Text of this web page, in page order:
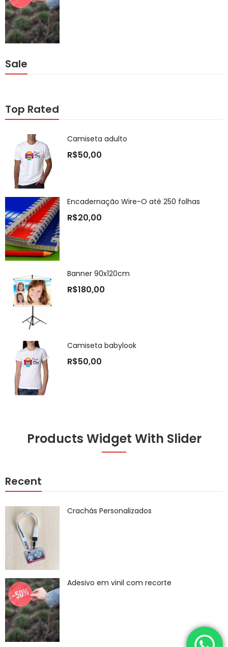
Sale
Top Rated
Camiseta adulto
R$50,00
Encadernação Wire-O até 250 folhas
R$20,00
Banner 90x120cm
R$180,00
Camiseta babylook
R$50,00
Products Widget With Slider
Recent
Crachás Personalizados
Adesivo em vinil com recorte